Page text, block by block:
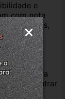
e
com nota
usadas,
Detran.
prefira
só entrar
suas